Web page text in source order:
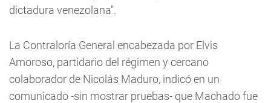
dictadura venezolana".
La Contraloría General encabezada por Elvis
Amoroso, partidario del régimen y cercano
colaborador de Nicolás Maduro, indicó en un
comunicado -sin mostrar pruebas- que Machado fue